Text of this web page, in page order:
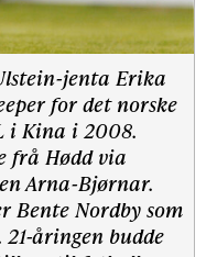
jenta Erika
for det norske
i Kina i 2008.
frå Hødd via
Arna-Bjørnar.
Bente Nordby som
åringen budde